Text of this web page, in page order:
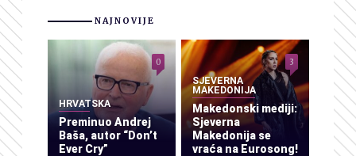
NAJNOVIJE
HRVATSKA
Preminuo Andrej
Baša, autor “Don’t
Ever Cry”
0
SJEVERNA
MAKEDONIJA
Makedonski mediji:
Sjeverna
Makedonija se
vraća na Eurosong!
3